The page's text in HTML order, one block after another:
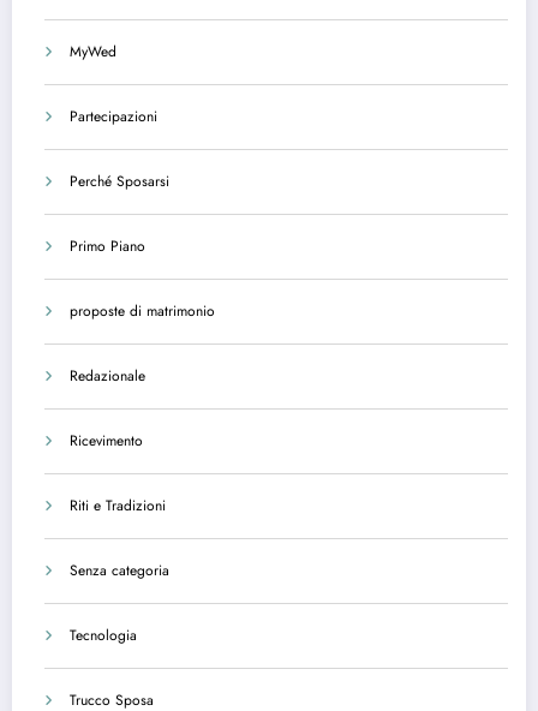
MyWed
Partecipazioni
Perché Sposarsi
Primo Piano
proposte di matrimonio
Redazionale
Ricevimento
Riti e Tradizioni
Senza categoria
Tecnologia
Trucco Sposa